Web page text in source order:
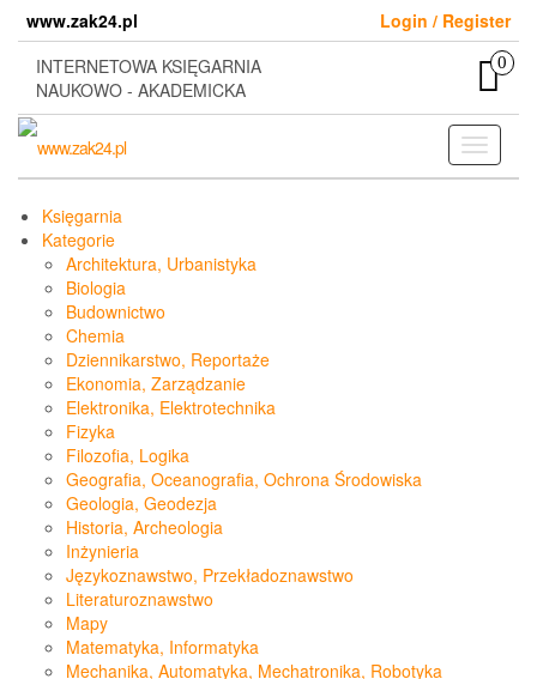
content
www.zak24.pl
Login / Register
INTERNETOWA KSIĘGARNIA
NAUKOWO - AKADEMICKA
0
Toggle
Księgarnia
Kategorie
Architektura, Urbanistyka
Biologia
Budownictwo
Chemia
Dziennikarstwo, Reportaże
Ekonomia, Zarządzanie
Elektronika, Elektrotechnika
Fizyka
Filozofia, Logika
Geografia, Oceanografia, Ochrona Środowiska
Geologia, Geodezja
Historia, Archeologia
Inżynieria
Językoznawstwo, Przekładoznawstwo
Literaturoznawstwo
Mapy
Matematyka, Informatyka
Mechanika, Automatyka, Mechatronika, Robotyka